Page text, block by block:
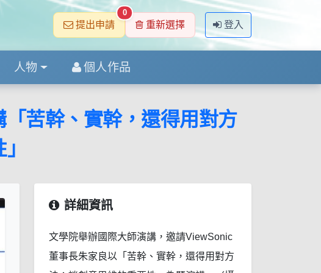
提出申請
0
重新選擇 登入
人物 個人作品
苦幹、實幹，還得用對方
詳細資訊
文學院舉辦國際大師演講，邀請ViewSonic
董事長朱家良以「苦幹、實幹，還得用對方